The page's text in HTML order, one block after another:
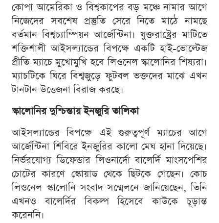
কোপা আমেরিকা ও বিশ্বকাপের বড় মঞ্চে নামার আগে
নিজেদের সবশেষ প্রস্তুতি সেরে নিতে মাঠে নামছে
বর্তমান বিশ্বচ্যাম্পিয়ন আর্জেন্টিনা। যুক্তরাষ্ট্রের মাটিতে
শক্তিশালী আইসল্যান্ডের বিপক্ষে একটি হাই-ভোল্টেজ
প্রীতি ম্যাচে মুখোমুখি হবে লিওনেল স্কালোনির শিষ্যরা।
ম্যাচটিকে ঘিরে বিশ্বজুড়ে ফুটবল ভক্তদের মাঝে এখন
টানটান উত্তেজনা বিরাজ করছে।
স্কালোনির দুশ্চিন্তায় ইনজুরি তালিকা
আইসল্যান্ডের বিপক্ষে এই গুরুত্বপূর্ণ ম্যাচের আগে
আর্জেন্টিনা শিবিরে ইনজুরির কালো মেঘ হানা দিয়েছে।
নির্ভরযোগ্য ডিফেন্ডার লিওনার্দো বালের্দি মাংসপেশির
চোটের কারণে স্কোয়াড থেকে ছিটকে গেছেন। কোচ
লিওনেল স্কালোনি সংবাদ সম্মেলনে জানিয়েছেন, তিনি
এখনও বালের্দির বিকল্প হিসেবে কাউকে চূড়ান্ত
করেননি।